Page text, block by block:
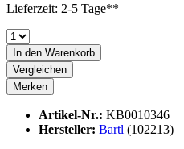
Lieferzeit: 2-5 Tage**
In den Warenkorb
Vergleichen
Merken
Artikel-Nr.: KB0010346
Hersteller: Bartl (102213)